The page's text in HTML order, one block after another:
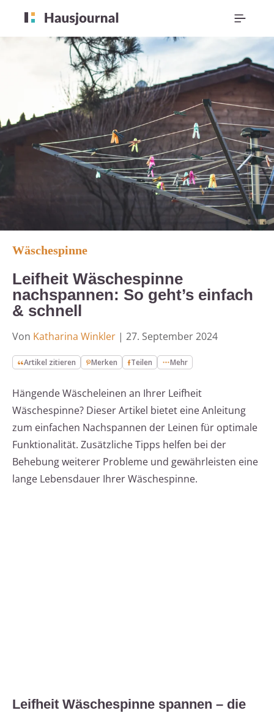
Wäschespinne
Leifheit Wäschespinne
nachspannen: So geht’s einfach
& schnell
Von Katharina Winkler | 27. September 2024
Artikel zitieren Merken Teilen Mehr
Hängende Wäscheleinen an Ihrer Leifheit
Wäschespinne? Dieser Artikel bietet eine Anleitung
zum einfachen Nachspannen der Leinen für optimale
Funktionalität. Zusätzliche Tipps helfen bei der
Behebung weiterer Probleme und gewährleisten eine
lange Lebensdauer Ihrer Wäschespinne.
Leifheit Wäschespinne spannen – die